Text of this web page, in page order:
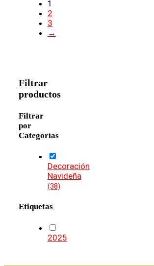
1
2
3
→
Filtrar
productos
Filtrar
por
Categorías
Decoración
Navideña
(38)
Etiquetas
2025